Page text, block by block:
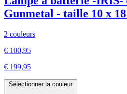
Gunmetal - taille 10 x
2 couleurs
€ 100,95
€ 199,95
Sélectionner la couleur